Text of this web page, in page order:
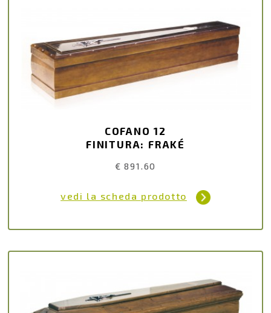
COFANO 12
FINITURA: FRAKÉ
€ 891.60
vedi la scheda prodotto